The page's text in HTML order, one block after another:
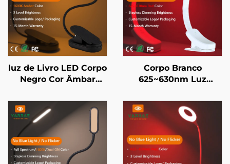
luz de Livro LED Corpo
Negro Cor Âmbar
Corpo Branco
625~630nm Luz
com Dimmer
Contínuo, Memória de
Brilho Automático,
Bateria de 800mAh,
Duração de 60H e
Carregamento Rápido